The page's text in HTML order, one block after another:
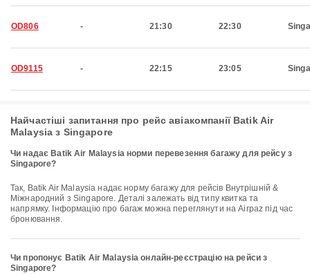
OD806 - 21:30 22:30
OD9115 - 22:15 23:05
Найчастіші запитання про рейс авіакомпанії Batik Air
Malaysia з Singapore
Чи надає Batik Air Malaysia норми перевезення багажу для рейсу з
Singapore?
Так, Batik Air Malaysia надає норму багажу для рейсів Внутрішній &
Міжнародний з Singapore. Деталі залежать від типу квитка та
напрямку. Інформацію про багаж можна переглянути на Airpaz під час
бронювання.
Чи пропонує Batik Air Malaysia онлайн-реєстрацію на рейси з
Singapore?